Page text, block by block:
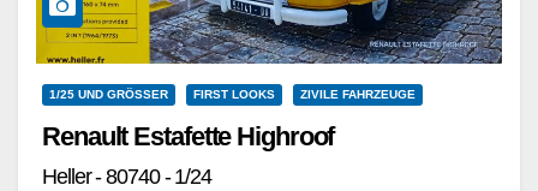
1/25 UND GRÖSSER FIRST LOOKS ZIVILE FAHRZEUGE
Renault Estafette Highroof
Heller - 80740 - 1/24